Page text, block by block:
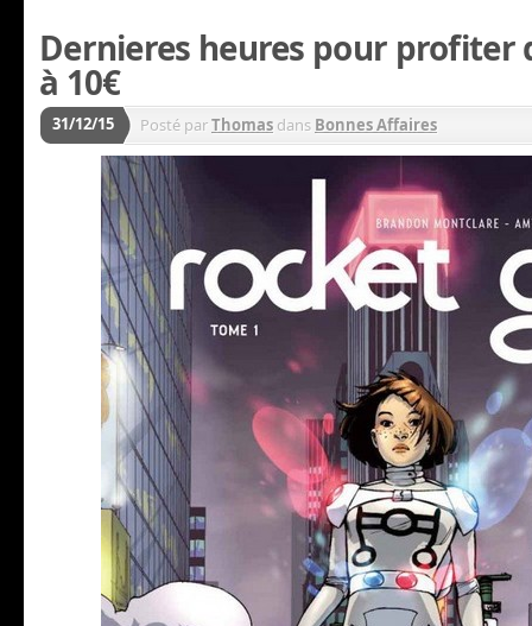
Dernieres heures pour profiter
à 10€
31/12/15 Posté parThomas dans Bonnes Affaires